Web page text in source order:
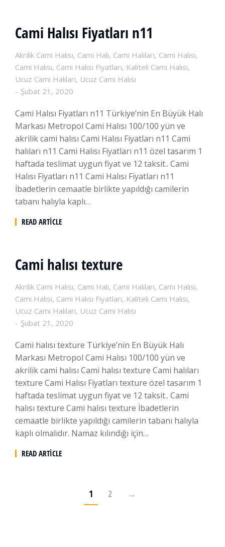
Cami Halısı Fiyatları n11
Akrilik Cami Halısı, Cami Halı, Cami Halıları, Cami Halısı,
Cami Halısı, Cami Halısı Fiyatları, Kaliteli Cami Halısı,
Ucuz Cami Halıları, Ucuz Cami Halısı
Şubat 21, 2020
Cami Halısı Fiyatları n11 Türkiye’nin En Büyük Halı
Markası Metropol Cami Halısı 100/100 yün ve
akrilik cami halısı Cami Halısı Fiyatları n11 Cami
halıları n11 Cami Halısı Fiyatları n11 özel tasarım 1
haftada teslimat uygun fiyat ve 12 taksit.. Cami
Halısı Fiyatları n11 Cami Halısı Fiyatları n11
İbadetlerin cemaatle birlikte yapıldığı camilerin
tabanı halıyla kaplı…
READ ARTICLE
Cami halısı texture
Akrilik Cami Halısı, Cami Halı, Cami Halıları, Cami Halısı,
Cami Halısı, Cami Halısı Fiyatları, Kaliteli Cami Halısı,
Ucuz Cami Halıları, Ucuz Cami Halısı
Şubat 21, 2020
Cami halısı texture Türkiye’nin En Büyük Halı
Markası Metropol Cami Halısı 100/100 yün ve
akrilik cami halısı Cami halısı texture Cami halıları
texture Cami Halısı Fiyatları texture özel tasarım 1
haftada teslimat uygun fiyat ve 12 taksit.. Cami
halısı texture Cami halısı texture İbadetlerin
cemaatle birlikte yapıldığı camilerin tabanı halıyla
kaplı olmalıdır. Namaz kılındığı için…
READ ARTICLE
1 2 →